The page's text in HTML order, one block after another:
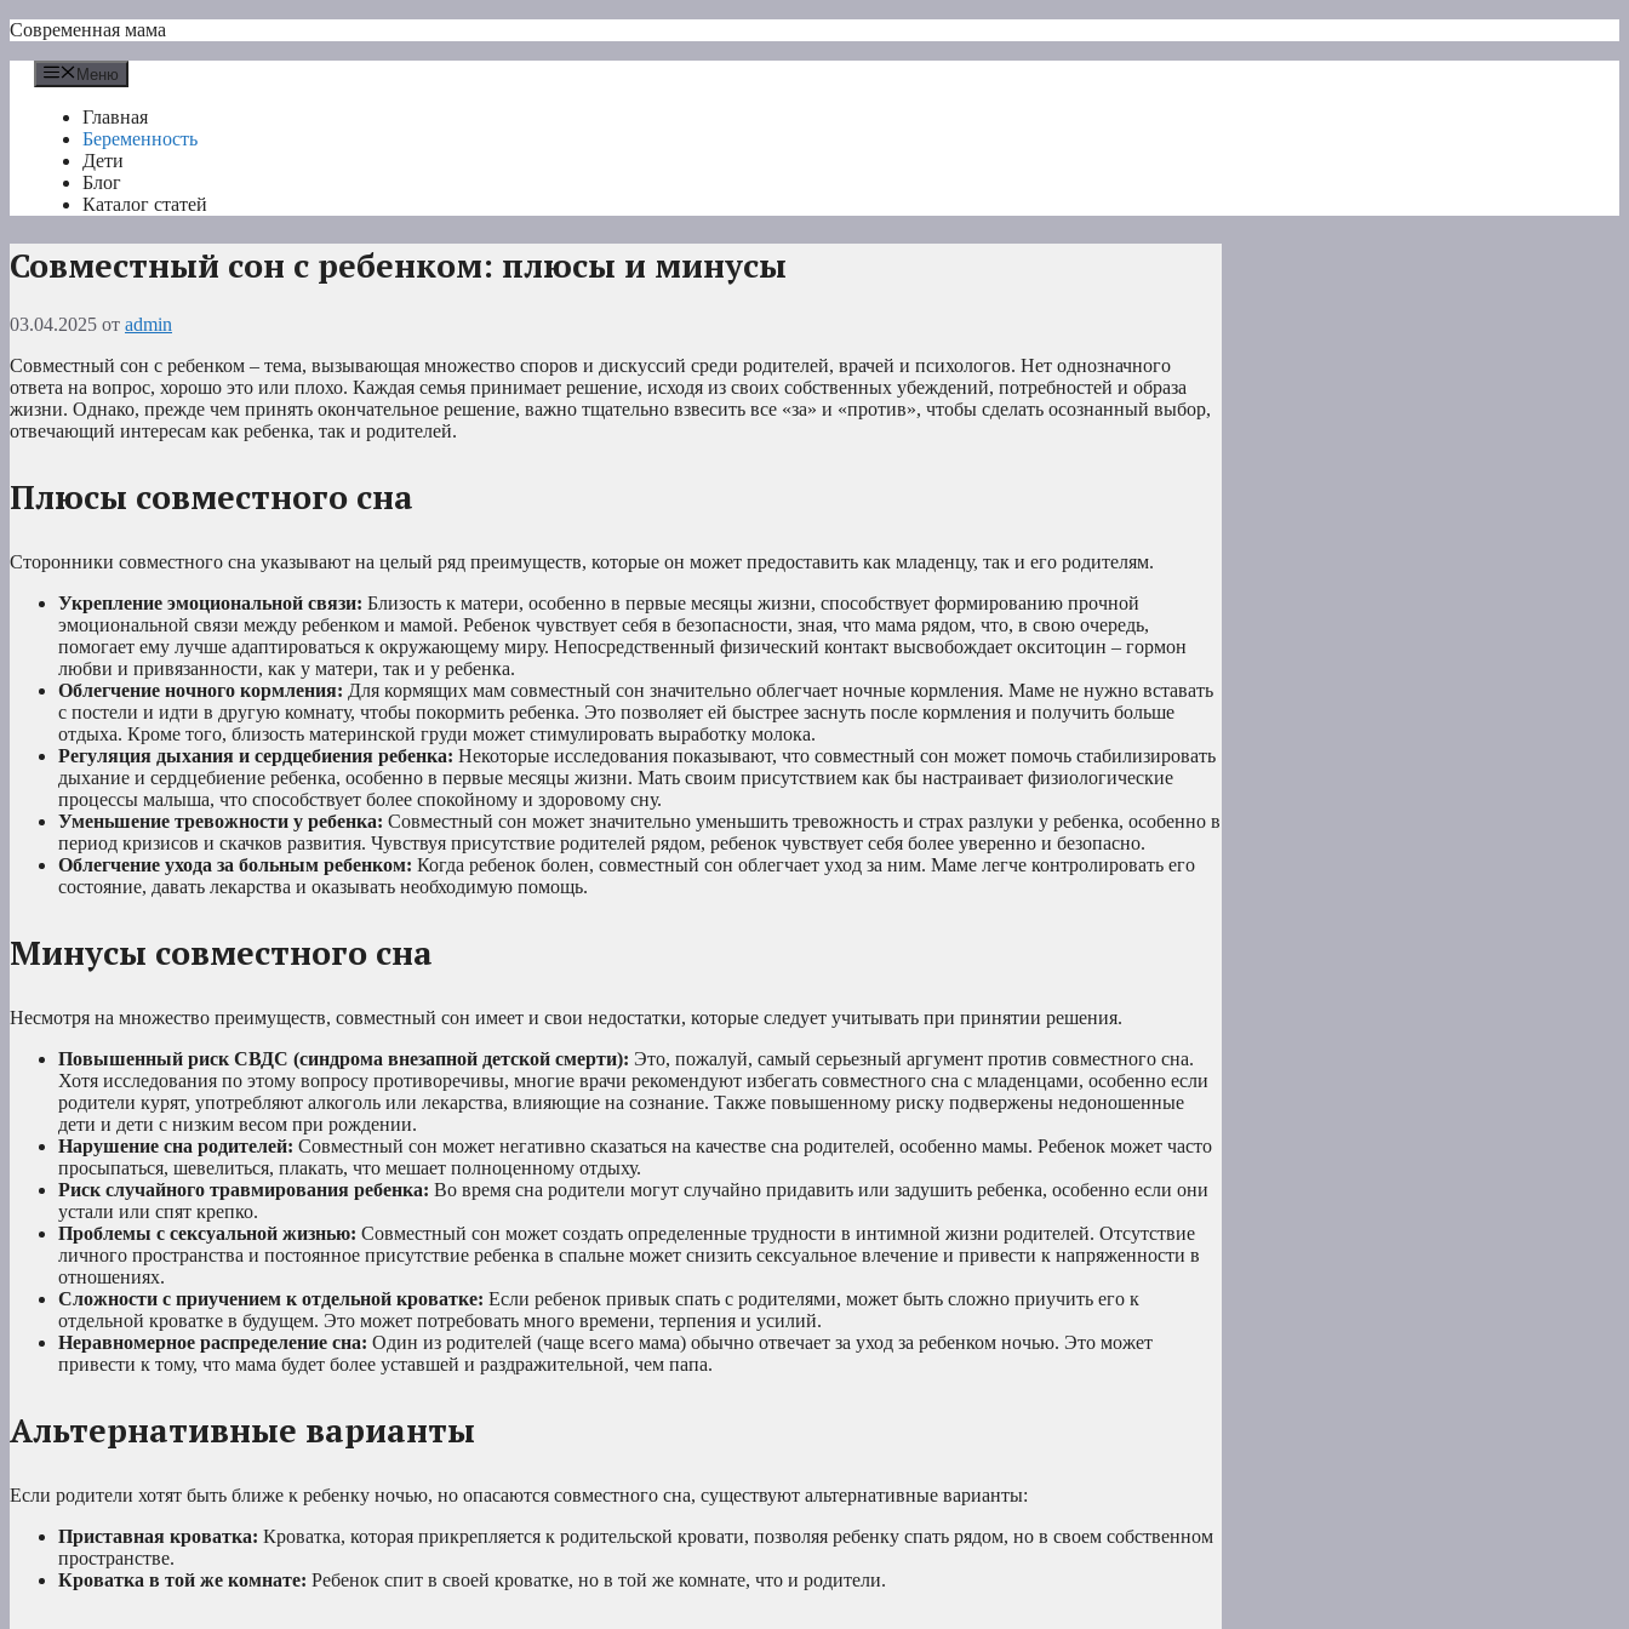
Перейти
содержимому
Современная мама
Меню
Главная
Беременность
Дети
Блог
Каталог статей
Совместный сон с ребенком: плюсы и минусы
03.04.2025 от admin
Совместный сон с ребенком – тема, вызывающая множество споров и дискуссий среди родителей, врачей и психологов. Нет однозначного
ответа на вопрос, хорошо это или плохо. Каждая семья принимает решение, исходя из своих собственных убеждений, потребностей и образа
жизни. Однако, прежде чем принять окончательное решение, важно тщательно взвесить все «за» и «против», чтобы сделать осознанный выбор,
отвечающий интересам как ребенка, так и родителей.
Плюсы совместного сна
Сторонники совместного сна указывают на целый ряд преимуществ, которые он может предоставить как младенцу, так и его родителям.
Укрепление эмоциональной связи: Близость к матери, особенно в первые месяцы жизни, способствует формированию прочной
эмоциональной связи между ребенком и мамой. Ребенок чувствует себя в безопасности, зная, что мама рядом, что, в свою очередь,
помогает ему лучше адаптироваться к окружающему миру. Непосредственный физический контакт высвобождает окситоцин – гормон
любви и привязанности, как у матери, так и у ребенка.
Облегчение ночного кормления: Для кормящих мам совместный сон значительно облегчает ночные кормления. Маме не нужно вставать
с постели и идти в другую комнату, чтобы покормить ребенка. Это позволяет ей быстрее заснуть после кормления и получить больше
отдыха. Кроме того, близость материнской груди может стимулировать выработку молока.
Регуляция дыхания и сердцебиения ребенка: Некоторые исследования показывают, что совместный сон может помочь стабилизировать
дыхание и сердцебиение ребенка, особенно в первые месяцы жизни. Мать своим присутствием как бы настраивает физиологические
процессы малыша, что способствует более спокойному и здоровому сну.
Уменьшение тревожности у ребенка: Совместный сон может значительно уменьшить тревожность и страх разлуки у ребенка, особенно в
период кризисов и скачков развития. Чувствуя присутствие родителей рядом, ребенок чувствует себя более уверенно и безопасно.
Облегчение ухода за больным ребенком: Когда ребенок болен, совместный сон облегчает уход за ним. Маме легче контролировать его
состояние, давать лекарства и оказывать необходимую помощь.
Минусы совместного сна
Несмотря на множество преимуществ, совместный сон имеет и свои недостатки, которые следует учитывать при принятии решения.
Повышенный риск СВДС (синдрома внезапной детской смерти): Это, пожалуй, самый серьезный аргумент против совместного сна.
Хотя исследования по этому вопросу противоречивы, многие врачи рекомендуют избегать совместного сна с младенцами, особенно если
родители курят, употребляют алкоголь или лекарства, влияющие на сознание. Также повышенному риску подвержены недоношенные
дети и дети с низким весом при рождении.
Нарушение сна родителей: Совместный сон может негативно сказаться на качестве сна родителей, особенно мамы. Ребенок может часто
просыпаться, шевелиться, плакать, что мешает полноценному отдыху.
Риск случайного травмирования ребенка: Во время сна родители могут случайно придавить или задушить ребенка, особенно если они
устали или спят крепко.
Проблемы с сексуальной жизнью: Совместный сон может создать определенные трудности в интимной жизни родителей. Отсутствие
личного пространства и постоянное присутствие ребенка в спальне может снизить сексуальное влечение и привести к напряженности в
отношениях.
Сложности с приучением к отдельной кроватке: Если ребенок привык спать с родителями, может быть сложно приучить его к
отдельной кроватке в будущем. Это может потребовать много времени, терпения и усилий.
Неравномерное распределение сна: Один из родителей (чаще всего мама) обычно отвечает за уход за ребенком ночью. Это может
привести к тому, что мама будет более уставшей и раздражительной, чем папа.
Альтернативные варианты
Если родители хотят быть ближе к ребенку ночью, но опасаются совместного сна, существуют альтернативные варианты:
Приставная кроватка: Кроватка, которая прикрепляется к родительской кровати, позволяя ребенку спать рядом, но в своем собственном
пространстве.
Кроватка в той же комнате: Ребенок спит в своей кроватке, но в той же комнате, что и родители.